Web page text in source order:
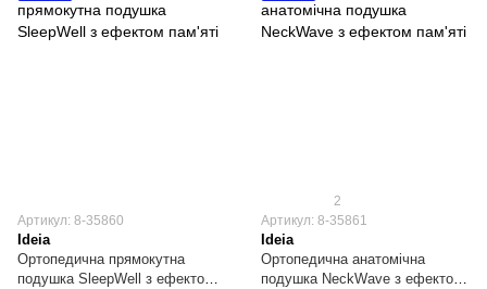
Артикул: 8-35860
Ideia
Ортопедична прямокутна
подушка SleepWell з ефектом
2
Артикул: 8-35861
Ideia
Ортопедична анатомічна
подушка NeckWave з ефектом